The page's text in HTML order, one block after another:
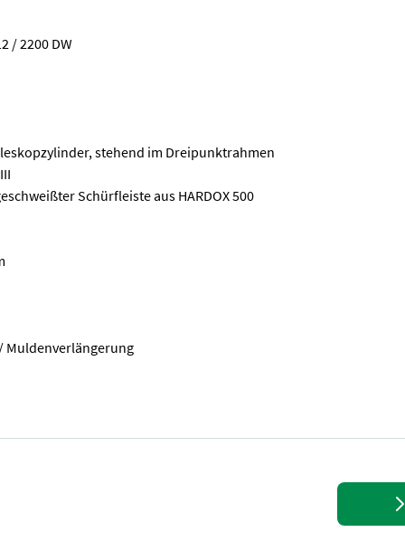
/ 2200 DW
stehend im Dreipunktrahmen
Schürfleiste aus HARDOX 500
Muldenverlängerung
/ 2200 DW - Schaufelbreite: 2200mm - ab 60 kW (~ 80 PS) -